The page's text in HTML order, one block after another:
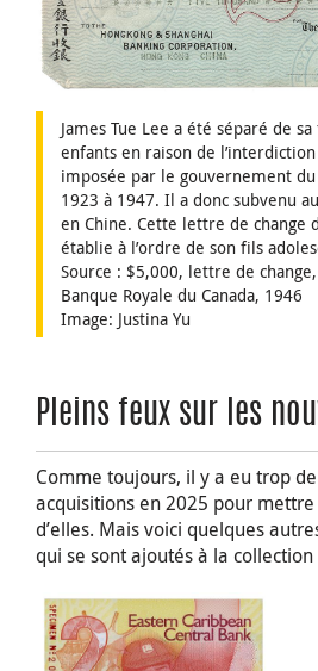
James Tue Lee a été séparé de
enfants en raison de
imposée par le gouvernement du
1923 à 1947. Il a donc subvenu
en Chine. Cette lettre de change
établie à l’ordre de son fils
Source : $5,000, lettre de change,
Banque Royale du Canada, 1946
Image: Justina Yu
Pleins feux sur les
Comme toujours, il y a eu trop
acquisitions en 2025 pour
d’elles. Mais voici quelques
qui se sont ajoutés à la